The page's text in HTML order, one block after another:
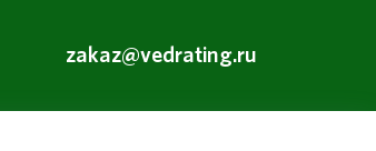
zakaz@vedrating.ru